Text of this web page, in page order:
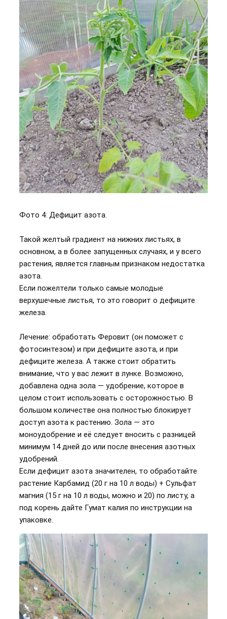
Фото 4: Дефицит азота.
Такой желтый градиент на нижних листьях, в
основном, а в более запущенных случаях, и у всего
растения, является главным признаком недостатка
азота.
Если пожелтели только самые молодые
верхушечные листья, то это говорит о дефиците
железа.
Лечение: обработать Феровит (он поможет с
фотосинтезом) и при дефиците азота, и при
дефиците железа. А также стоит обратить
внимание, что у вас лежит в лунке. Возможно,
добавлена одна зола — удобрение, которое в
целом стоит использовать с осторожностью. В
большом количестве она полностью блокирует
доступ азота к растению. Зола — это
моноудобрение и её следует вносить с разницей
минимум 14 дней до или после внесения азотных
удобрений.
Если дефицит азота значителен, то обработайте
растение Карбамид (20 г на 10 л воды) + Сульфат
магния (15 г на 10 л воды, можно и 20) по листу, а
под корень дайте Гумат калия по инструкции на
упаковке.